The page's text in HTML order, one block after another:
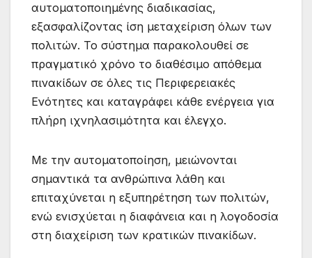
αυτοματοποιημένης διαδικασίας,
εξασφαλίζοντας ίση μεταχείριση όλων των
πολιτών. Το σύστημα παρακολουθεί σε
πραγματικό χρόνο το διαθέσιμο απόθεμα
πινακίδων σε όλες τις Περιφερειακές
Ενότητες και καταγράφει κάθε ενέργεια για
πλήρη ιχνηλασιμότητα και έλεγχο.
Με την αυτοματοποίηση, μειώνονται
σημαντικά τα ανθρώπινα λάθη και
επιταχύνεται η εξυπηρέτηση των πολιτών,
ενώ ενισχύεται η διαφάνεια και η λογοδοσία
στη διαχείριση των κρατικών πινακίδων.